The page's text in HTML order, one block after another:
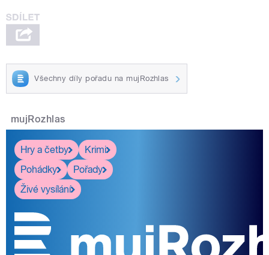
Všechny díly pořadu na mujRozhlas
mujRozhlas
Hry a četby
Krimi
Pohádky
Pořady
Živé vysílání